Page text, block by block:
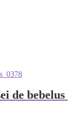
de bebelus